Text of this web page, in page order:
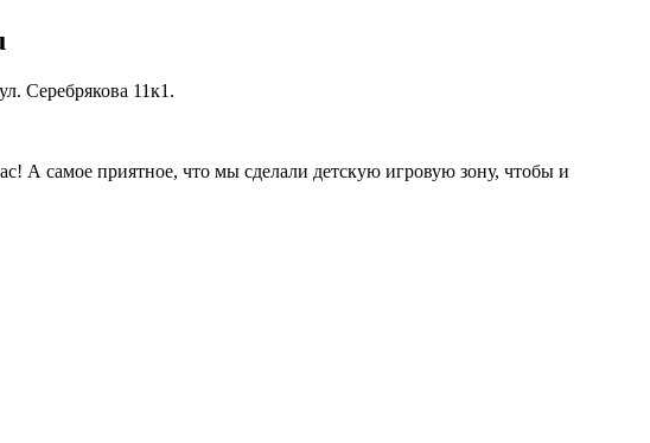
Серебрякова 11к1.
А самое приятное, что мы сделали детскую игровую зону, чтобы и